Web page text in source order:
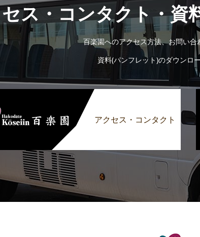
ス・コンタクト・資
百楽園へのアクセス方法、お問い合
資料(パンフレット)のダウンロ
アクセス・コンタクト